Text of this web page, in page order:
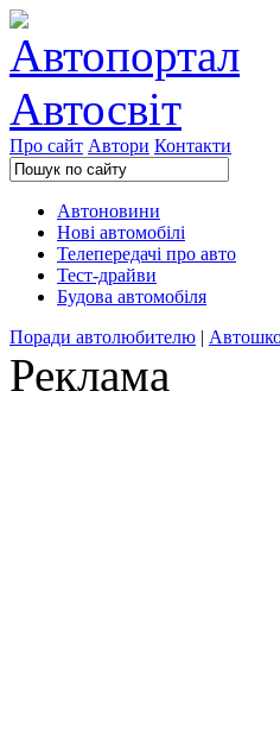
Про сайт Автори Контакти
Автоновини
Нові автомобілі
Телепередачі про авто
Тест-драйви
Будова автомобіля
Поради автолюбителю |
Реклама